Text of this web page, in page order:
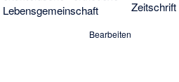
Lebensgemeinschaft
Bearbeiten
Zeitschrift